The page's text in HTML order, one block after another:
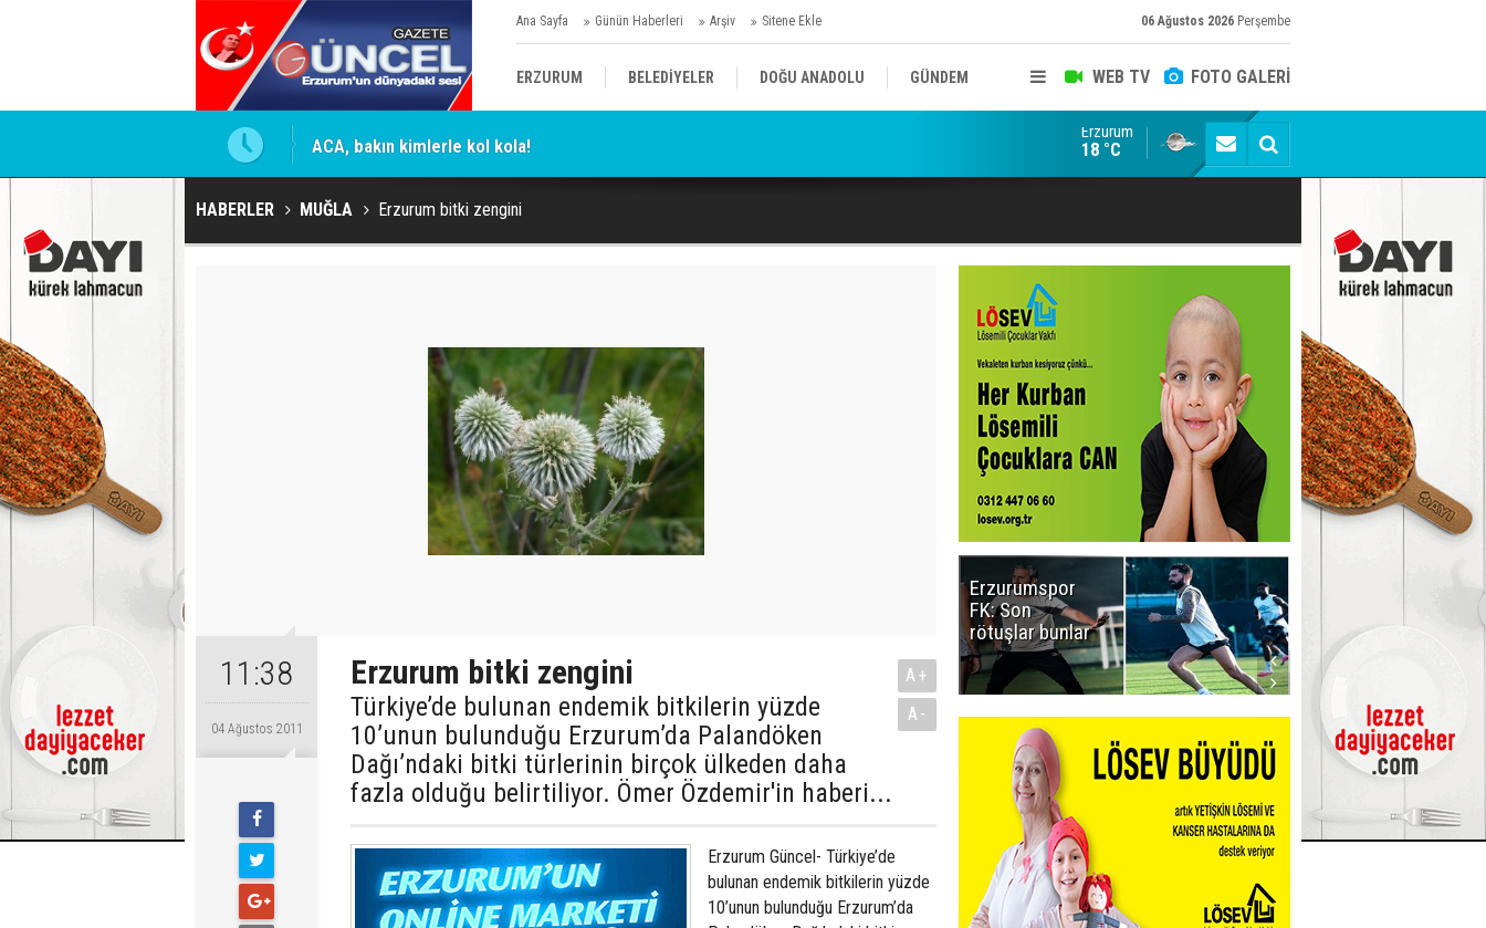
Ana Sayfa Günün Haberleri Arşiv Sitene Ekle 06 Ağustos 2026 Perşembe
WEB TV FOTO GALERİ
ERZURUM BELEDİYELER DOĞU ANADOLU GÜNDEM
için firmaya resmi talimat ACA, bakın kimlerle kol kola! Erzurumspor FK: Son rötuşlar bunlar
Erzurum
18 °C
HABERLER MUĞLA Erzurum bitki zengini
11:38
04 Ağustos 2011
Erzurum bitki zengini
Türkiye’de bulunan endemik bitkilerin yüzde
10’unun bulunduğu Erzurum’da Palandöken
Dağı’ndaki bitki türlerinin birçok ülkeden daha
fazla olduğu belirtiliyor. Ömer Özdemir'in haberi...
A+
A-
Erzurum Güncel- Türkiye’de
bulunan endemik bitkilerin yüzde
10’unun bulunduğu Erzurum’da
Erzurumspor
FK: Son
rötuşlar bunlar